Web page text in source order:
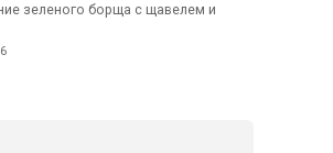
зеленого борща с щавелем и
6